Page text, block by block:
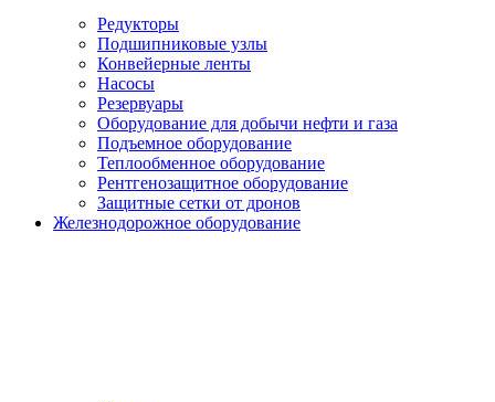
Редукторы
Подшипниковые узлы
Конвейерные ленты
Насосы
Резервуары
Оборудование для добычи нефти и газа
Подъемное оборудование
Теплообменное оборудование
Рентгенозащитное оборудование
Защитные сетки от дронов
Железнодорожное оборудование